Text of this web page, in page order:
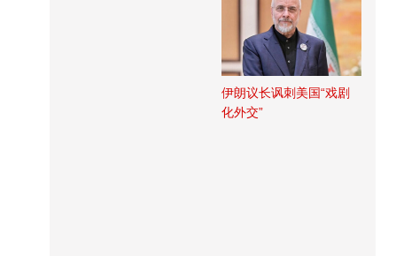
伊朗议长讽刺美国“戏剧
化外交”